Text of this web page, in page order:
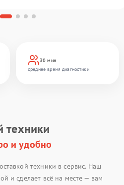
30 мин
среднее время диагностики
техники
и удобно
техники в сервис. Наш
и сделает всё на месте — вам